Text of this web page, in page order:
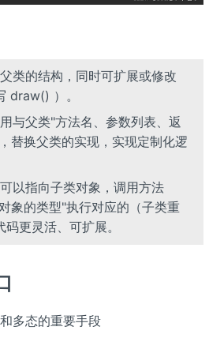
类的结构，同时可扩展或修改
draw() ）。
用与父类"方法名、参数列表、返
替换父类的实现，实现定制化逻
可以指向子类对象，调用方法
象的类型"执行对应的（子类重
更灵活、可扩展。
多态的重要手段